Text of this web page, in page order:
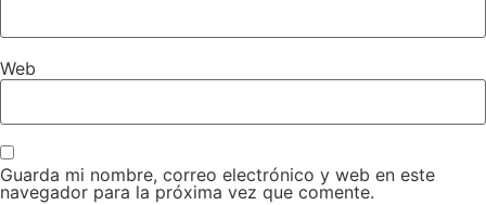
Web
Guarda mi nombre, correo electrónico y web en este
navegador para la próxima vez que comente.